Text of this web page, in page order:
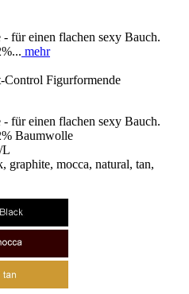
für einen flachen sexy Bauch.
mehr
Figurformende
für einen flachen sexy Bauch.
Baumwolle
L
graphite, mocca, natural, tan,